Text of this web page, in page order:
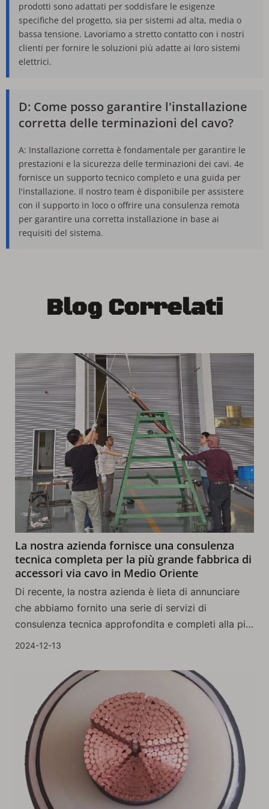
prodotti sono adattati per soddisfare le esigenze
specifiche del progetto, sia per sistemi ad alta, media o
bassa tensione. Lavoriamo a stretto contatto con i nostri
clienti per fornire le soluzioni più adatte ai loro sistemi
elettrici.
D: Come posso garantire l'installazione
corretta delle terminazioni del cavo?
A: Installazione corretta è fondamentale per garantire le
prestazioni e la sicurezza delle terminazioni dei cavi. 4e
fornisce un supporto tecnico completo e una guida per
l'installazione. Il nostro team è disponibile per assistere
con il supporto in loco o offrire una consulenza remota
per garantire una corretta installazione in base ai
requisiti del sistema.
Blog Correlati
La nostra azienda fornisce una consulenza
tecnica completa per la più grande fabbrica di
accessori via cavo in Medio Oriente
Di recente, la nostra azienda è lieta di annunciare
che abbiamo fornito una serie di servizi di
consulenza tecnica approfondita e completi alla più
grande fabbrica di accessori via cavo in Medio
svolta significativa per la nostra azienda
nell'International Marke
2024-12-13